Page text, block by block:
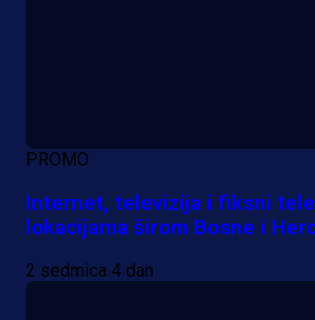
PROMO
Internet, televizija i fiksni
lokacijama širom Bosne i
2 sedmica 4 dan